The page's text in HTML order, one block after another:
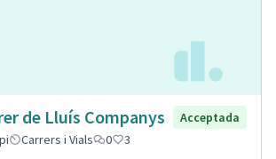
de Lluís Companys
Acceptada
Carrers i Vials 0 3